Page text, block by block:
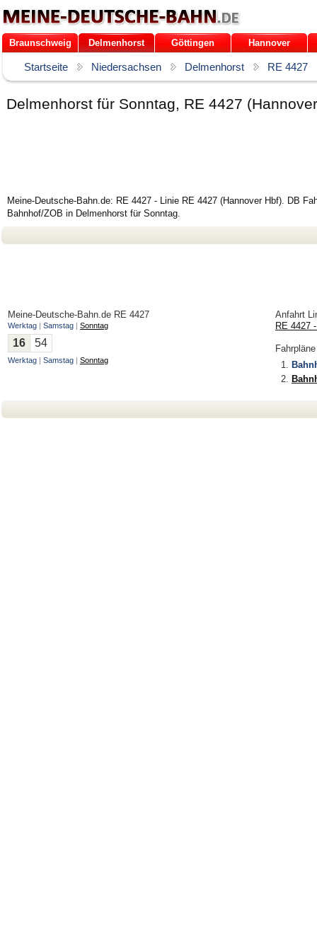
Braunschweig Delmenhorst Göttingen Hannover
Startseite Niedersachsen Delmenhorst RE 4427
Delmenhorst für Sonntag, RE 4427
Meine-Deutsche-Bahn.de: RE 4427 - Linie RE 4427 (Hannover Hbf). DB
Bahnhof/ZOB in Delmenhorst für Sonntag.
Meine-Deutsche-Bahn.de RE 4427
Werktag | Samstag | Sonntag
16 54
Werktag | Samstag | Sonntag
Anfahrt
RE 4427
Fahrpläne